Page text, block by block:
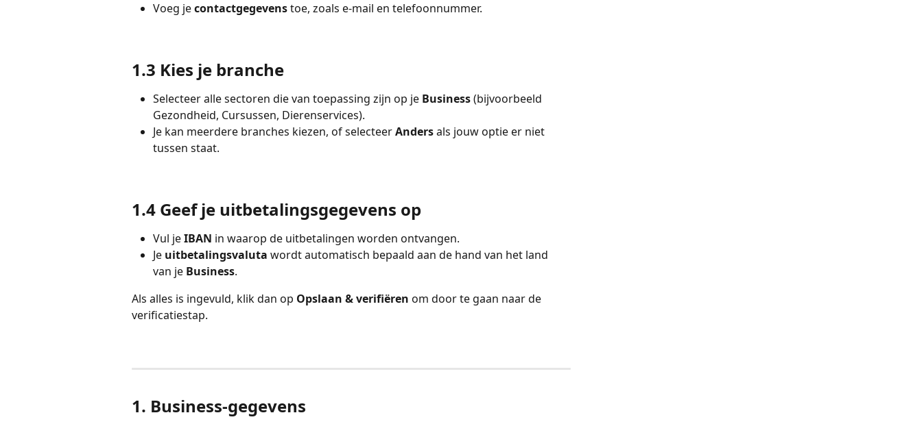
Voeg je contactgegevens toe, zoals e-mail en telefoonnummer.
1.3 Kies je branche
Selecteer alle sectoren die van toepassing zijn op je Business (bijvoorbeeld
Gezondheid, Cursussen, Dierenservices).
Je kan meerdere branches kiezen, of selecteer Anders als jouw optie er niet
tussen staat.
1.4 Geef je uitbetalingsgegevens op
Vul je IBAN in waarop de uitbetalingen worden ontvangen.
Je uitbetalingsvaluta wordt automatisch bepaald aan de hand van het land
van je Business.
Als alles is ingevuld, klik dan op Opslaan & verifiëren om door te gaan naar de
verificatiestap.
1. Business-gegevens